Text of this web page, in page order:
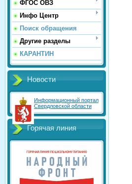
ФГОС ОВЗ
Инфо Центр
Поиск обращения
Другие разделы
КАРАНТИН
Новости
Информационный портал
Свердловской области
Горячая линия